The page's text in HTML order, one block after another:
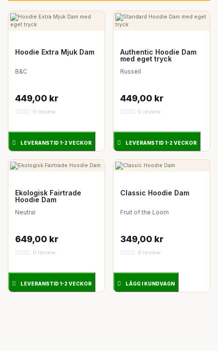
Hoodie Extra Mjuk Dam
B&C
449,00 kr
0 review
LEVERANSTID 1-2 VECKOR
Authentic Hoodie Dam
med eget tryck
Russell
449,00 kr
0 review
LEVERANSTID 1-2 VECKOR
Ekologisk Fairtrade
Hoodie Dam
Neutral
649,00 kr
0 review
LEVERANSTID 1-2 VECKOR
Classic Hoodie Dam
Fruit of the Loom
349,00 kr
0 review
LÄGG I KUNDVAGN